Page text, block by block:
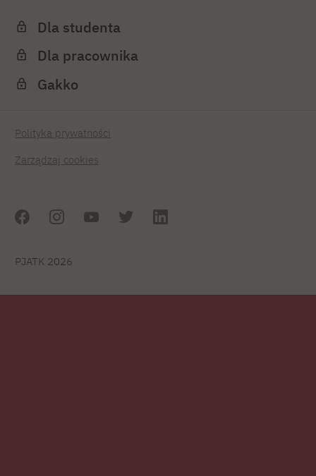
Dla studenta
Dla pracownika
Gakko
Polityka prywatności
Zarządzaj cookies
PJATK 2026